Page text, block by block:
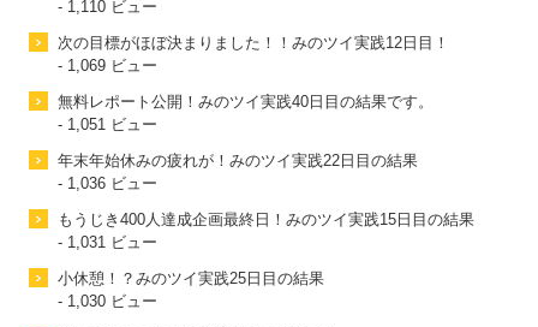
- 1,110 ビュー
次の目標がほぼ決まりました！！みのツイ実践12日目！
- 1,069 ビュー
無料レポート公開！みのツイ実践40日目の結果です。
- 1,051 ビュー
年末年始休みの疲れが！みのツイ実践22日目の結果
- 1,036 ビュー
もうじき400人達成企画最終日！みのツイ実践15日目の結果
- 1,031 ビュー
小休憩！？みのツイ実践25日目の結果
- 1,030 ビュー